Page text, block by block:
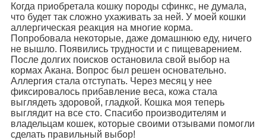
Когда приобретала кошку породы сфинкс, не думала,
что будет так сложно ухаживать за ней. У моей кошки
аллергическая реакция на многие корма.
Попробовала некоторые, даже домашнюю еду, ничего
не вышло. Появились трудности и с пищеварением.
После долгих поисков остановила свой выбор на
кормах Акана. Вопрос был решен основательно.
Аллергия стала отступать. Через месяц у нее
фиксировалось прибавление веса, кожа стала
выглядеть здоровой, гладкой. Кошка моя теперь
выглядит на все сто. Спасибо производителям и
владельцам кошек, которые своими отзывами помогли
сделать правильный выбор!